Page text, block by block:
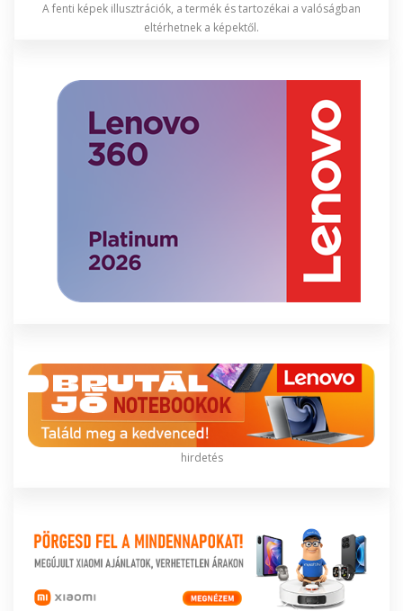
A fenti képek illusztrációk, a termék és tartozékai a valóságban
eltérhetnek a képektől.
hirdetés